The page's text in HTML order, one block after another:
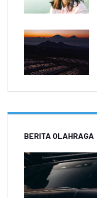
BERITA OLAHRAGA